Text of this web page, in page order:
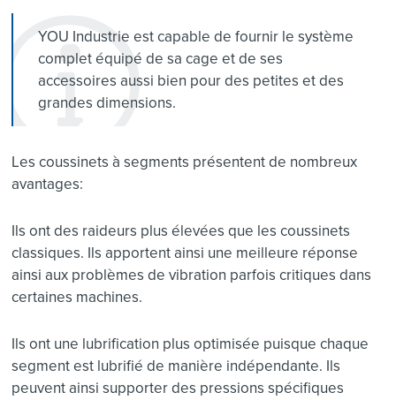
YOU Industrie est capable de fournir le système
complet équipé de sa cage et de ses
accessoires aussi bien pour des petites et des
grandes dimensions.
Les coussinets à segments présentent de nombreux
avantages:
Ils ont des raideurs plus élevées que les coussinets
classiques. Ils apportent ainsi une meilleure réponse
ainsi aux problèmes de vibration parfois critiques dans
certaines machines.
Ils ont une lubrification plus optimisée puisque chaque
segment est lubrifié de manière indépendante. Ils
peuvent ainsi supporter des pressions spécifiques